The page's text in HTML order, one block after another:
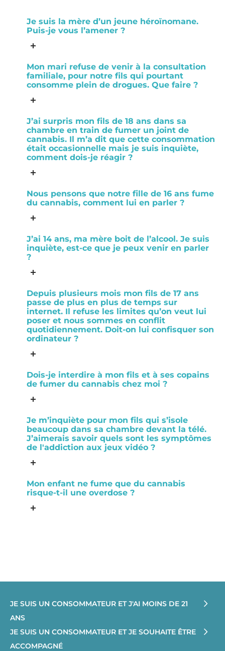
Je suis la mère d’un jeune héroïnomane.
Puis-je vous l’amener ?
Mon mari refuse de venir à la consultation
familiale, pour notre fils qui pourtant
consomme plein de drogues. Que faire ?
J’ai surpris mon fils de 18 ans dans sa
chambre en train de fumer un joint de
cannabis. Il m’a dit que cette consommation
était occasionnelle mais je suis inquiète,
comment dois-je réagir ?
Nous pensons que notre fille de 16 ans fume
du cannabis, comment lui en parler ?
J’ai 14 ans, ma mère boit de l’alcool. Je suis
inquiète, est-ce que je peux venir en parler
?
Depuis plusieurs mois mon fils de 17 ans
passe de plus en plus de temps sur
internet. Il refuse les limites qu’on veut lui
poser et nous sommes en conflit
quotidiennement. Doit-on lui confisquer son
ordinateur ?
Dois-je interdire à mon fils et à ses copains
de fumer du cannabis chez moi ?
Je m’inquiète pour mon fils qui s’isole
beaucoup dans sa chambre devant la télé.
J’aimerais savoir quels sont les symptômes
de l'addiction aux jeux vidéo ?
Mon enfant ne fume que du cannabis
risque-t-il une overdose ?
JE SUIS UN CONSOMMATEUR ET J'AI MOINS DE 21
ANS
JE SUIS UN CONSOMMATEUR ET JE SOUHAITE ÊTRE
ACCOMPAGNÉ